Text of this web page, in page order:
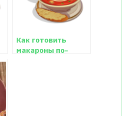
Как готовить
макароны по-